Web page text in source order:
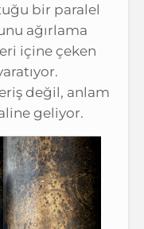
bir paralel
ağırlama
içine çeken
değil, anlam
geliyor.